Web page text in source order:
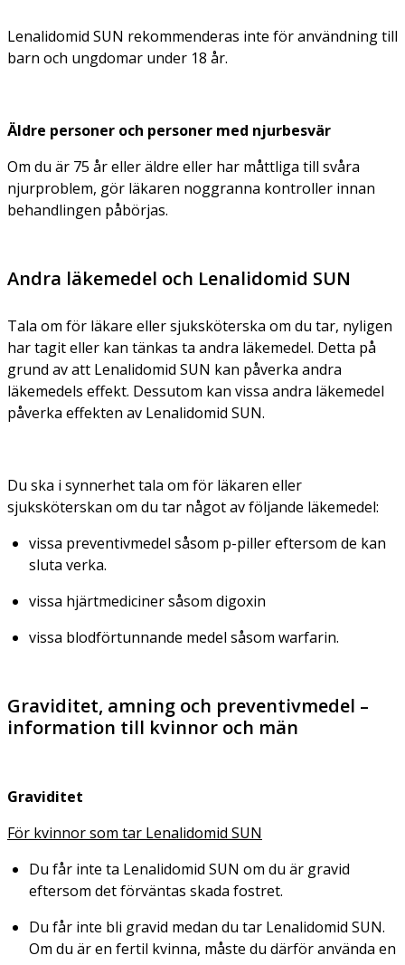
Lenalidomid SUN rekommenderas inte för användning till
barn och ungdomar under 18 år.
Äldre personer och personer med njurbesvär
Om du är 75 år eller äldre eller har måttliga till svåra
njurproblem, gör läkaren noggranna kontroller innan
behandlingen påbörjas.
Andra läkemedel och Lenalidomid SUN
Tala om för läkare eller sjuksköterska om du tar, nyligen
har tagit eller kan tänkas ta andra läkemedel. Detta på
grund av att Lenalidomid SUN kan påverka andra
läkemedels effekt. Dessutom kan vissa andra läkemedel
påverka effekten av Lenalidomid SUN.
Du ska i synnerhet tala om för läkaren eller
sjuksköterskan om du tar något av följande läkemedel:
vissa preventivmedel såsom p-piller eftersom de kan
sluta verka.
vissa hjärtmediciner såsom digoxin
vissa blodförtunnande medel såsom warfarin.
Graviditet, amning och preventivmedel –
information till kvinnor och män
Graviditet
För kvinnor som tar Lenalidomid SUN
Du får inte ta Lenalidomid SUN om du är gravid
eftersom det förväntas skada fostret.
Du får inte bli gravid medan du tar Lenalidomid SUN.
Om du är en fertil kvinna, måste du därför använda en